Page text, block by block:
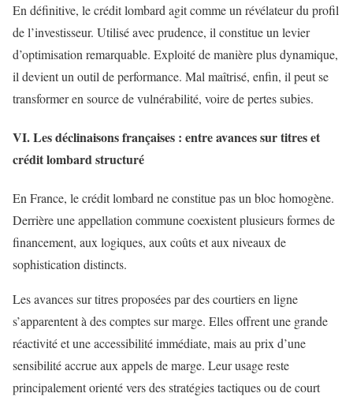
En définitive, le crédit lombard agit comme un révélateur du profil
de l’investisseur. Utilisé avec prudence, il constitue un levier
d’optimisation remarquable. Exploité de manière plus dynamique,
il devient un outil de performance. Mal maîtrisé, enfin, il peut se
transformer en source de vulnérabilité, voire de pertes subies.
VI. Les déclinaisons françaises : entre avances sur titres et
crédit lombard structuré
En France, le crédit lombard ne constitue pas un bloc homogène.
Derrière une appellation commune coexistent plusieurs formes de
financement, aux logiques, aux coûts et aux niveaux de
sophistication distincts.
Les avances sur titres proposées par des courtiers en ligne
s’apparentent à des comptes sur marge. Elles offrent une grande
réactivité et une accessibilité immédiate, mais au prix d’une
sensibilité accrue aux appels de marge. Leur usage reste
principalement orienté vers des stratégies tactiques ou de court